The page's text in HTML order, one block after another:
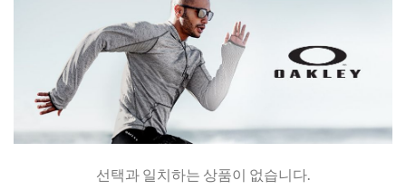
선택과 일치하는 상품이 없습니다.